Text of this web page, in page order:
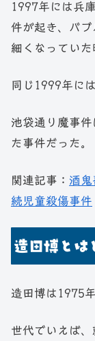
1997年には兵
件が起き、バ
細くなっていた
同じ1999年に
池袋通り魔事
た事件だった。
関連記事： 酒
続児童殺傷事件
造田博とは
造田博は1975
世代でいえば、